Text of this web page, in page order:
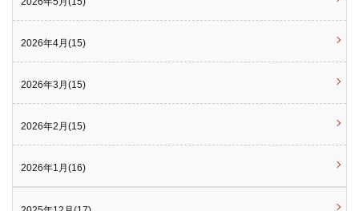
2026年4月(15)
2026年3月(15)
2026年2月(15)
2026年1月(16)